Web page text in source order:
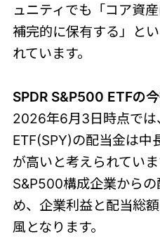
ュニティでも「コア資
補完的に保有する」と
れています。
SPDR S&P500 ETFの
2026年6月3日時点では
ETF(SPY)の配当金は中
が高いと考えられてい
S&P500構成企業から
め、企業利益と配当総
風となります。